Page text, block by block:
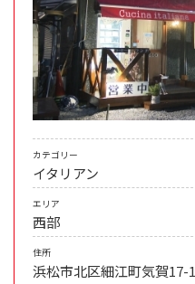
カテゴリー
イタリアン
エリア
西部
住所
浜松市北区細江町気賀17-1